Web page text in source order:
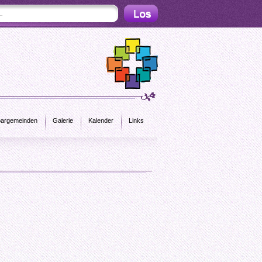
Galerie Kalender Links